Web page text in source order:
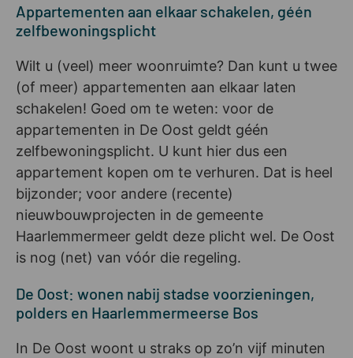
Appartementen aan elkaar schakelen, géén
zelfbewoningsplicht
Wilt u (veel) meer woonruimte? Dan kunt u twee
(of meer) appartementen aan elkaar laten
schakelen! Goed om te weten: voor de
appartementen in De Oost geldt géén
zelfbewoningsplicht. U kunt hier dus een
appartement kopen om te verhuren. Dat is heel
bijzonder; voor andere (recente)
nieuwbouwprojecten in de gemeente
Haarlemmermeer geldt deze plicht wel. De Oost
is nog (net) van vóór die regeling.
De Oost: wonen nabij stadse voorzieningen,
polders en Haarlemmermeerse Bos
In De Oost woont u straks op zo’n vijf minuten